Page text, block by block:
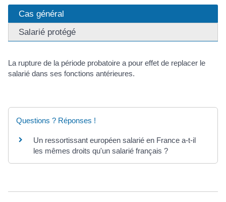
Cas général
Salarié protégé
La rupture de la période probatoire a pour effet de replacer le
salarié dans ses fonctions antérieures.
Questions ? Réponses !
Un ressortissant européen salarié en France a-t-il
les mêmes droits qu'un salarié français ?